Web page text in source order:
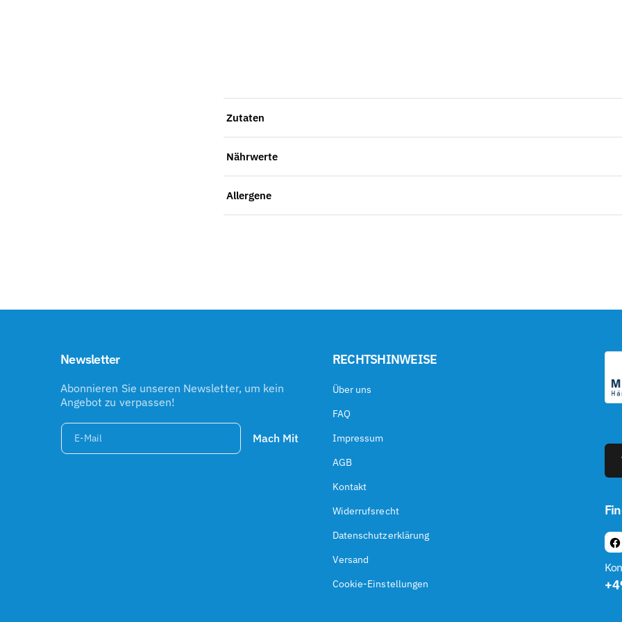
Zutaten
Nährwerte
Allergene
Newsletter
Abonnieren Sie unseren Newsletter, um kein
Angebot zu verpassen!
E-Mail Mach Mit
RECHTSHINWEISE
Über uns
FAQ
Impressum
AGB
Kontakt
Widerrufsrecht
Datenschutzerklärung
Versand
Cookie-Einstellungen
F
C
E